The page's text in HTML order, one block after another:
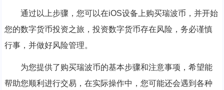
通过以上步骤，您可以在iOS设备上购买瑞波币，并开始
您的数字货币投资之旅，投资数字货币存在风险，务必谨慎
行事，并做好风险管理。
为您提供了购买瑞波币的基本步骤和注意事项，希望能
帮助您顺利进行交易，在实际操作中，您可能还会遇到各种